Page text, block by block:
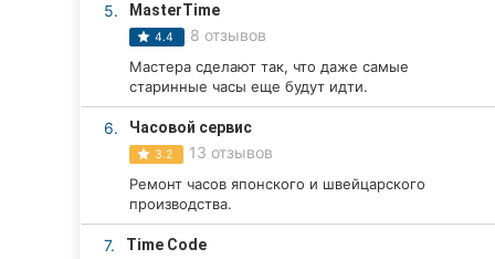
Хмельницкий
Одесса
5. MasterTime
4.4 8 отзывов
Мастера сделают так, что даже самые
старинные часы еще будут идти.
6. Часовой сервис
3.2 13 отзывов
Ремонт часов японского и швейцарского
производства.
7. Time Code